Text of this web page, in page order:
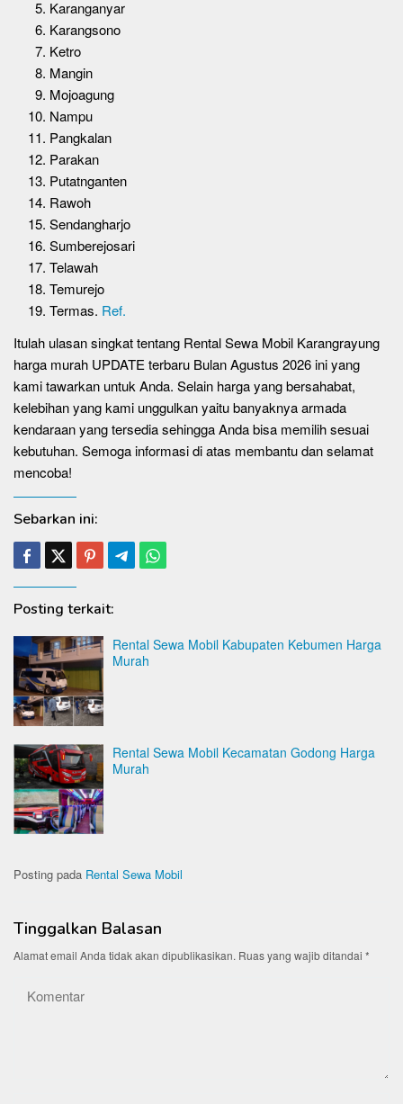
Karanganyar
Karangsono
Ketro
Mangin
Mojoagung
Nampu
Pangkalan
Parakan
Putatnganten
Rawoh
Sendangharjo
Sumberejosari
Telawah
Temurejo
Termas. Ref.
Itulah ulasan singkat tentang Rental Sewa Mobil Karangrayung
harga murah UPDATE terbaru Bulan Agustus 2026 ini yang
kami tawarkan untuk Anda. Selain harga yang bersahabat,
kelebihan yang kami unggulkan yaitu banyaknya armada
kendaraan yang tersedia sehingga Anda bisa memilih sesuai
kebutuhan. Semoga informasi di atas membantu dan selamat
mencoba!
Sebarkan ini:
Posting terkait:
Rental Sewa Mobil Kabupaten Kebumen Harga
Murah
Rental Sewa Mobil Kecamatan Godong Harga
Murah
Posting pada Rental Sewa Mobil
Tinggalkan Balasan
Alamat email Anda tidak akan dipublikasikan. Ruas yang wajib ditandai *